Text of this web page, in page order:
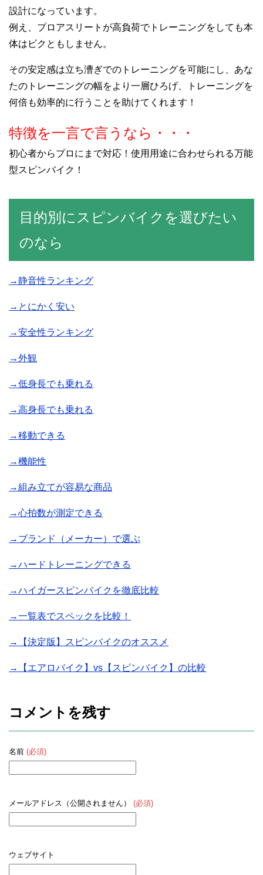
設計になっています。
例え、プロアスリートが高負荷でトレーニングをしても本
体はビクともしません。
その安定感は立ち漕ぎでのトレーニングを可能にし、あな
たのトレーニングの幅をより一層ひろげ、トレーニングを
何倍も効率的に行うことを助けてくれます！
特徴を一言で言うなら・・・
初心者からプロにまで対応！使用用途に合わせられる万能
型スピンバイク！
目的別にスピンバイクを選びたい
のなら
→静音性ランキング
→とにかく安い
→安全性ランキング
→外観
→低身長でも乗れる
→高身長でも乗れる
→移動できる
→機能性
→組み立てが容易な商品
→心拍数が測定できる
→ブランド（メーカー）で選ぶ
→ハードトレーニングできる
→ハイガースピンバイクを徹底比較
→一覧表でスペックを比較！
→【決定版】スピンバイクのオススメ
→【エアロバイク】vs【スピンバイク】の比較
コメントを残す
名前 (必須)
メールアドレス（公開されません） (必須)
ウェブサイト